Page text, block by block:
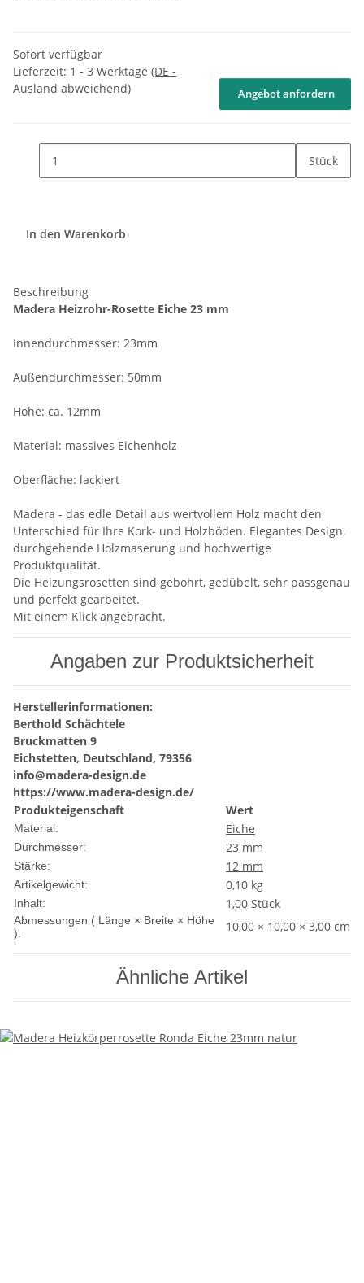
Sofort verfügbar
Lieferzeit: 1 - 3 Werktage (DE -
Ausland abweichend)
Angebot anfordern
Stück
In den Warenkorb
Beschreibung
Madera Heizrohr-Rosette Eiche 23 mm
Innendurchmesser: 23mm
Außendurchmesser: 50mm
Höhe: ca. 12mm
Material: massives Eichenholz
Oberfläche: lackiert
Madera - das edle Detail aus wertvollem Holz macht den
Unterschied für Ihre Kork- und Holzböden. Elegantes Design,
durchgehende Holzmaserung und hochwertige
Produktqualität.
Die Heizungsrosetten sind gebohrt, gedübelt, sehr passgenau
und perfekt gearbeitet.
Mit einem Klick angebracht.
Angaben zur Produktsicherheit
Herstellerinformationen:
Berthold Schächtele
Bruckmatten 9
Eichstetten, Deutschland, 79356
info@madera-design.de
https://www.madera-design.de/
Produkteigenschaft
Wert
Material: Eiche
Durchmesser: 23 mm
Stärke: 12 mm
Artikelgewicht: 0,10 kg
Inhalt: 1,00 Stück
Abmessungen ( Länge × Breite × Höhe
):
10,00 × 10,00 × 3,00 cm
Ähnliche Artikel